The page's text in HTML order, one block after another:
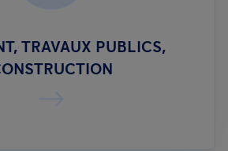
TRAVAUX PUBLICS,